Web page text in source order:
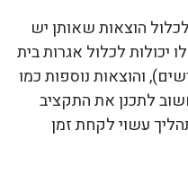
הוצאות שאותן יש
לכלול אגרות בית
והוצאות נוספות כמו
לתכנן את התקציב
עשוי לקחת זמן